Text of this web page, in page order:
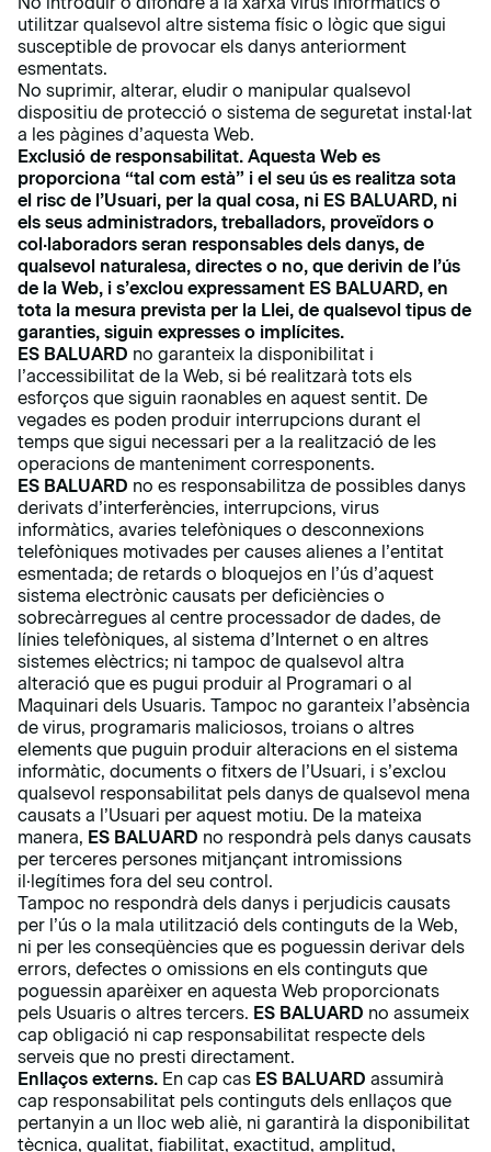
utilitzar qualsevol altre sistema físic o lògic que sigui
susceptible de provocar els danys anteriorment
esmentats.
No suprimir, alterar, eludir o manipular qualsevol
dispositiu de protecció o sistema de seguretat instal·lat
a les pàgines d’aquesta Web.
Exclusió de responsabilitat. Aquesta Web es
proporciona “tal com està” i el seu ús es realitza sota
el risc de l’Usuari, per la qual cosa, ni ES BALUARD, ni
els seus administradors, treballadors, proveïdors o
col·laboradors seran responsables dels danys, de
qualsevol naturalesa, directes o no, que derivin de l’ús
de la Web, i s’exclou expressament ES BALUARD, en
tota la mesura prevista per la Llei, de qualsevol tipus de
garanties, siguin expresses o implícites.
ES BALUARD no garanteix la disponibilitat i
l’accessibilitat de la Web, si bé realitzarà tots els
esforços que siguin raonables en aquest sentit. De
vegades es poden produir interrupcions durant el
temps que sigui necessari per a la realització de les
operacions de manteniment corresponents.
ES BALUARD no es responsabilitza de possibles danys
derivats d’interferències, interrupcions, virus
informàtics, avaries telefòniques o desconnexions
telefòniques motivades per causes alienes a l’entitat
esmentada; de retards o bloquejos en l’ús d’aquest
sistema electrònic causats per deficiències o
sobrecàrregues al centre processador de dades, de
línies telefòniques, al sistema d’Internet o en altres
sistemes elèctrics; ni tampoc de qualsevol altra
alteració que es pugui produir al Programari o al
Maquinari dels Usuaris. Tampoc no garanteix l’absència
de virus, programaris maliciosos, troians o altres
elements que puguin produir alteracions en el sistema
informàtic, documents o fitxers de l’Usuari, i s’exclou
qualsevol responsabilitat pels danys de qualsevol mena
causats a l’Usuari per aquest motiu. De la mateixa
manera, ES BALUARD no respondrà pels danys causats
per terceres persones mitjançant intromissions
il·legítimes fora del seu control.
Tampoc no respondrà dels danys i perjudicis causats
per l’ús o la mala utilització dels continguts de la Web,
ni per les conseqüències que es poguessin derivar dels
errors, defectes o omissions en els continguts que
poguessin aparèixer en aquesta Web proporcionats
pels Usuaris o altres tercers. ES BALUARD no assumeix
cap obligació ni cap responsabilitat respecte dels
serveis que no presti directament.
Enllaços externs. En cap cas ES BALUARD assumirà
cap responsabilitat pels continguts dels enllaços que
pertanyin a un lloc web aliè, ni garantirà la disponibilitat
tècnica, qualitat, fiabilitat, exactitud, amplitud,